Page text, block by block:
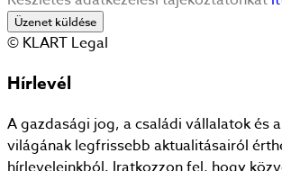
Üzenet küldése
© KLART Legal
Hírlevél
A gazdasági jog, a családi vállalatok és
világának legfrissebb aktualitásairól